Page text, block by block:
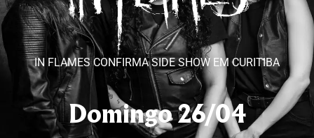
IN FLAMES CONFIRMA SIDE SHOW EM CURITIBA
Domingo 26/04